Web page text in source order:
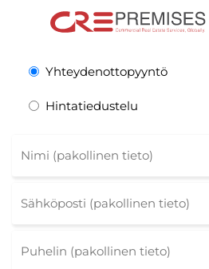
Yhteydenottopyyntö
Hintatiedustelu